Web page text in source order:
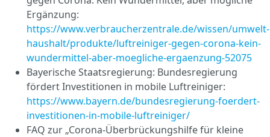
Ergänzung:
https://www.verbraucherzentrale.de/wissen/umwelt-
haushalt/produkte/luftreiniger-gegen-corona-kein-
wundermittel-aber-moegliche-ergaenzung-52075
Bayerische Staatsregierung: Bundesregierung
fördert Investitionen in mobile Luftreiniger:
https://www.bayern.de/bundesregierung-foerdert-
investitionen-in-mobile-luftreiniger/
FAQ zur „Corona-Überbrückungshilfe für kleine